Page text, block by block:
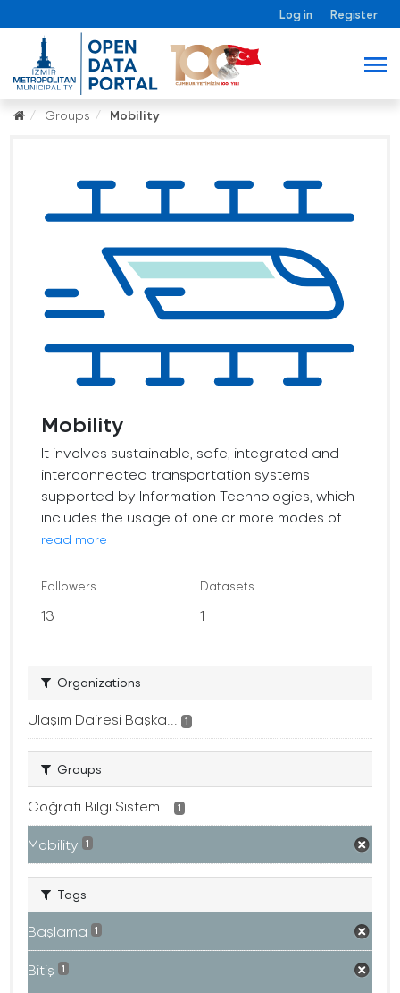
Log in Register
Groups Mobility
Mobility
It involves sustainable, safe, integrated and
interconnected transportation systems
supported by Information Technologies, which
includes the usage of one or more modes of...
read more
Followers
13
Datasets
1
Organizations
Ulaşım Dairesi Başka... 1
Groups
Coğrafi Bilgi Sistem... 1
Mobility 1
Tags
Başlama 1
Bitiş 1